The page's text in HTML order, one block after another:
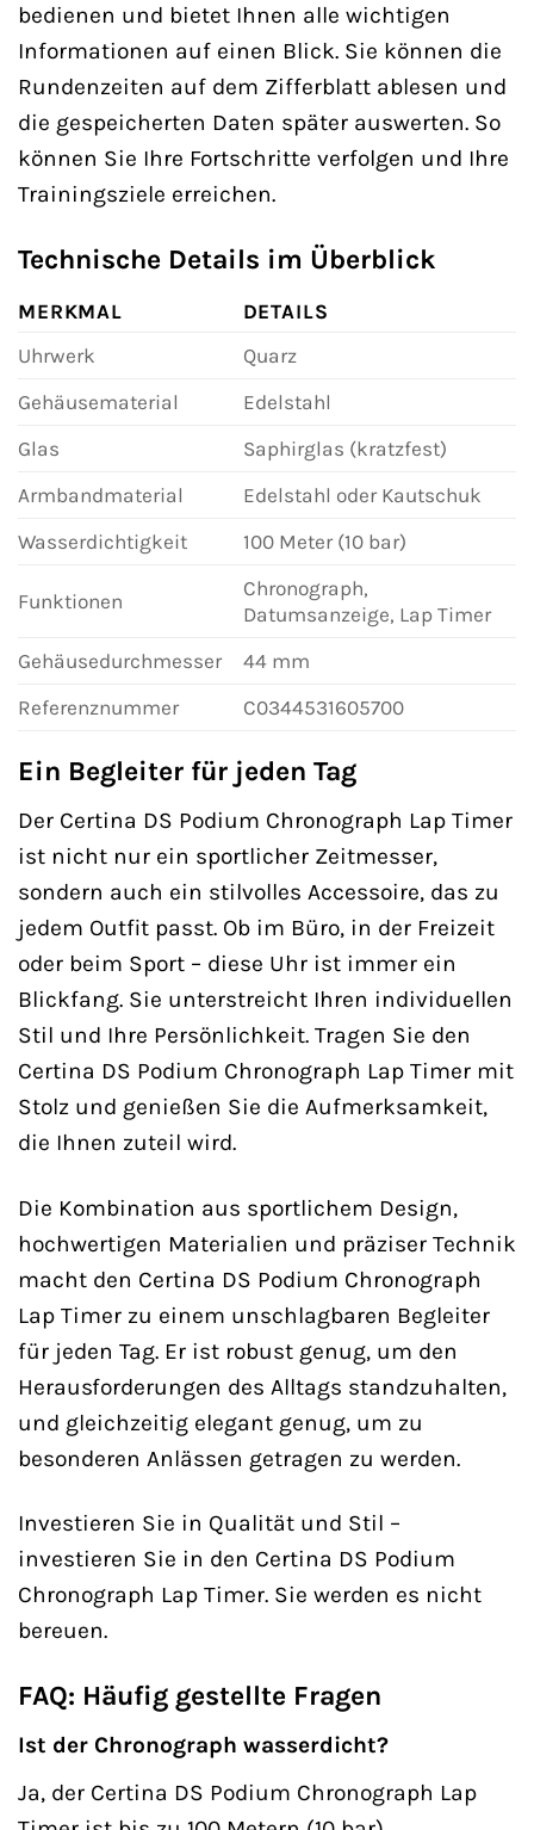
bedienen und bietet Ihnen alle wichtigen
Informationen auf einen Blick. Sie können die
Rundenzeiten auf dem Zifferblatt ablesen und
die gespeicherten Daten später auswerten. So
können Sie Ihre Fortschritte verfolgen und Ihre
Trainingsziele erreichen.
Technische Details im Überblick
MERKMAL
DETAILS
Uhrwerk
Quarz
Gehäusematerial
Edelstahl
Glas
Saphirglas (kratzfest)
Armbandmaterial
Edelstahl oder Kautschuk
Wasserdichtigkeit
100 Meter (10 bar)
Funktionen
Chronograph,
Datumsanzeige, Lap Timer
Gehäusedurchmesser
44 mm
Referenznummer
C0344531605700
Ein Begleiter für jeden Tag
Der Certina DS Podium Chronograph Lap Timer
ist nicht nur ein sportlicher Zeitmesser,
sondern auch ein stilvolles Accessoire, das zu
jedem Outfit passt. Ob im Büro, in der Freizeit
oder beim Sport – diese Uhr ist immer ein
Blickfang. Sie unterstreicht Ihren individuellen
Stil und Ihre Persönlichkeit. Tragen Sie den
Certina DS Podium Chronograph Lap Timer mit
Stolz und genießen Sie die Aufmerksamkeit,
die Ihnen zuteil wird.
Die Kombination aus sportlichem Design,
hochwertigen Materialien und präziser Technik
macht den Certina DS Podium Chronograph
Lap Timer zu einem unschlagbaren Begleiter
für jeden Tag. Er ist robust genug, um den
Herausforderungen des Alltags standzuhalten,
und gleichzeitig elegant genug, um zu
besonderen Anlässen getragen zu werden.
Investieren Sie in Qualität und Stil –
investieren Sie in den Certina DS Podium
Chronograph Lap Timer. Sie werden es nicht
bereuen.
FAQ: Häufig gestellte Fragen
Ist der Chronograph wasserdicht?
Ja, der Certina DS Podium Chronograph Lap